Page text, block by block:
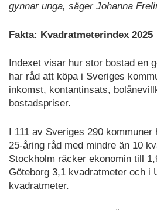
gynnar unga, säger Johanna
Fakta: Kvadratmeterindex 2025
Indexet visar hur stor bostad en
har råd att köpa i Sveriges
inkomst, kontantinsats,
bostadspriser.
I 111 av Sveriges 290 kommuner
25-åring råd med mindre än 10
Stockholm räcker ekonomin till
Göteborg 3,1 kvadratmeter och i
kvadratmeter.